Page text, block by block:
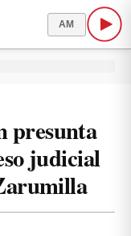
AM
presunta
judicial